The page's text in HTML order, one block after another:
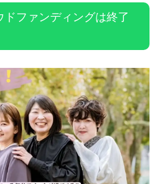
ドファンディングは終了